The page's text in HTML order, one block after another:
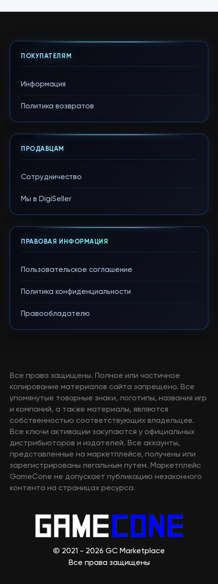
ПОКУПАТЕЛЯМ
Информация
Политика возвратов
ПРОДАВЦАМ
Сотрудничество
Мы в DigiSeller
ПРАВОВАЯ ИНФОРМАЦИЯ
Пользовательское соглашение
Политика конфиденциальности
Правообладателю
Все права защищены. Полное или частичное
копирование материалов сайта запрещено. Все
упомянутые товарные знаки, логотипы, названия игр
и компаний, а также материалы, являются
собственностью соответствующих владельцев.
Все ключи активации закупаются у официальных
дистрибьюторов и издателей. Все аккаунты,
представленные на маркетплейсе, получены или
зарегистрированы легальным путем. Маркетплейс
GameCone не допускает публикацию незаконного
контента на страницах ресурса.
© 2021 - 2026 GC Marketplace
Все права защищены